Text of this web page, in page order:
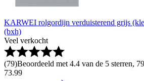
KARWEI rolgordijn verduisterend grijs
(bxh)
Veel verkocht
(79)Beoordeeld met 4.4 van de 5 sterren,
73.99